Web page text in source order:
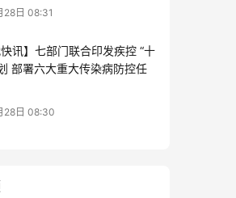
28日 08:31
快讯】七部门联合印发疾控 “十
部署六大重大传染病防控任
28日 08:30